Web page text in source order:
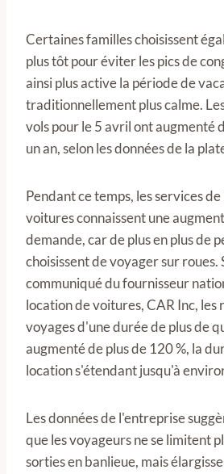
Certaines familles choisissent
plus tôt pour éviter les pics de
ainsi plus active la période de
traditionnellement plus calme.
vols pour le 5 avril ont augmenté
un an, selon les données de la
Pendant ce temps, les services
voitures connaissent une
demande, car de plus en plus de
choisissent de voyager sur roues.
communiqué du fournisseur
location de voitures, CAR Inc, les
voyages d'une durée de plus de
augmenté de plus de 120 %, la
location s'étendant jusqu'à
Les données de l'entreprise
que les voyageurs ne se limitent
sorties en banlieue, mais